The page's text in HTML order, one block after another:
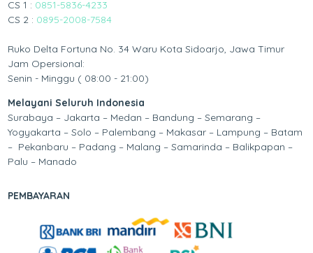
CS 1 : 0851-5836-4233
CS 2 : 0895-2008-7584
Ruko Delta Fortuna No. 34 Waru Kota Sidoarjo, Jawa Timur
Jam Opersional:
Senin - Minggu ( 08:00 - 21:00)
Melayani Seluruh Indonesia
Surabaya – Jakarta – Medan – Bandung – Semarang –
Yogyakarta – Solo – Palembang – Makasar – Lampung – Batam
– Pekanbaru – Padang – Malang – Samarinda – Balikpapan –
Palu – Manado
PEMBAYARAN